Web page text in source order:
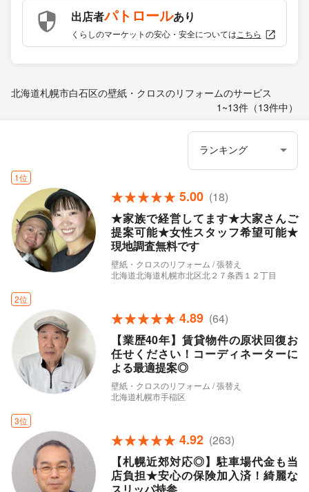
出店者パトロールあり
くらしのマーケットの安心・安全については こちら
北海道札幌市白石区の壁紙・クロスのリフォームのサービス
1~13件（13件中）
1位
5.00 (18)
★家族で経営してます★大家さんご
提案可能★女性スタッフ希望可能★
現地調査無料です
壁紙・クロスのリフォーム / 張替え
北海道北海道札幌市北区北２７条西１２丁目
2位
4.89 (64)
【業歴40年】賃貸物件の原状回復お
任せください！コーディネーターに
よる最適提案◎
壁紙・クロスのリフォーム / 張替え
北海道札幌市手稲区
3位
4.92 (263)
【札幌近郊対応◎】駐車場代金も当
店負担★安心の保険加入済！綺麗な